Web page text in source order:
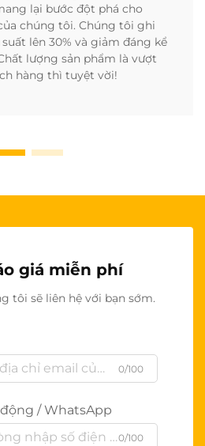
lại bước đột phá cho
chúng tôi. Chúng tôi ghi
lên 30% và giảm đáng kể
lượng sản phẩm là vượt
hàng thì tuyệt vời!
giá miễn phí
tôi sẽ liên hệ với bạn sớm.
0/100
/ WhatsApp
0/100